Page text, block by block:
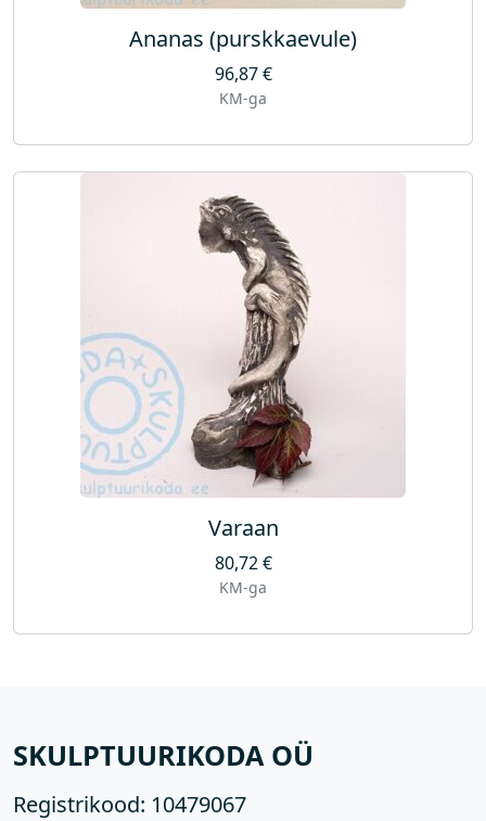
Ananas (purskkaevule)
96,87€
KM-ga
Varaan
80,72€
KM-ga
SKULPTUURIKODA OÜ
Registrikood: 10479067